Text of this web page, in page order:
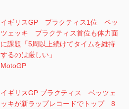
イギリスGP プラクティス1位 ベッ
ツェッキ プラクティス首位も体力面
に課題「5周以上続けてタイムを維持
するのは厳しい」
MotoGP
イギリスGP プラクティス ベッツェ
ッキが新ラップレコードでトップ 8